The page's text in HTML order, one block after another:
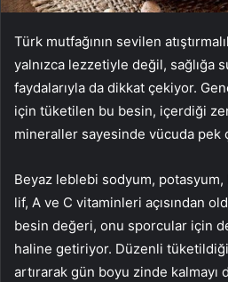
Türk mutfağının sevilen
yalnızca lezzetiyle değil, sağlığa
faydalarıyla da dikkat çekiyor.
için tüketilen bu besin, içerdiği
mineraller sayesinde vücuda pek
Beyaz leblebi sodyum,
lif, A ve C vitaminleri açısından
besin değeri, onu sporcular için
haline getiriyor. Düzenli
artırarak gün boyu zinde kalmayı